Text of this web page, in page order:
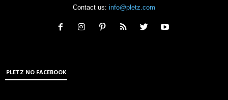
Contact us: info@pletz.com
PLETZ NO FACEBOOK